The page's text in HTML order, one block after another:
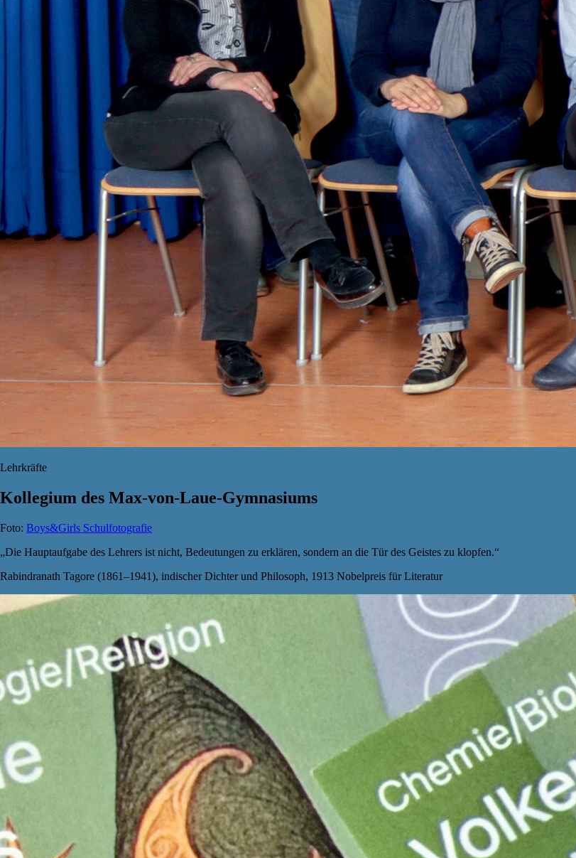
Lehrkräfte
Kollegium des Max-von-Laue-Gymnasiums
Foto: Boys&Girls Schulfotografie
„Die Hauptaufgabe des Lehrers ist nicht, Bedeutungen zu erklären, sondern an die Tür des Geistes zu klopfen.“
Rabindranath Tagore (1861–1941), indischer Dichter und Philosoph, 1913 Nobelpreis für Literatur